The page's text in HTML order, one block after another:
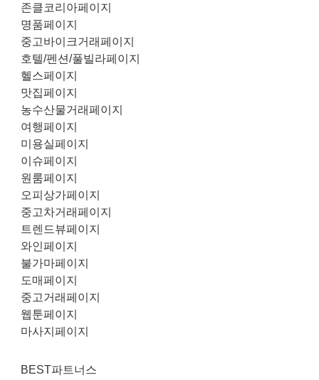
존클코리아페이지
명품페이지
중고바이크거래페이지
호텔/펜션/풀빌라페이지
헬스페이지
맛집페이지
농수산물거래페이지
여행페이지
미용실페이지
이슈페이지
원룸페이지
오피상가페이지
중고차거래페이지
트렌드뷰페이지
와인페이지
불가마페이지
도매페이지
중고거래페이지
웹툰페이지
마사지페이지
BEST파트너스